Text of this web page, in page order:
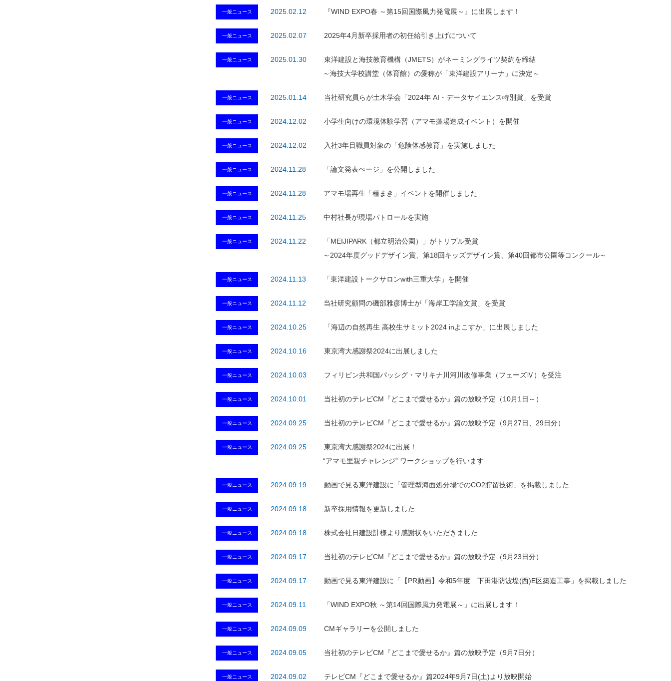
一般ニュース 2025.02.12 『WIND EXPO春 ～第15回国際風力発電展～』に出展します！
一般ニュース 2025.02.07 2025年4月新卒採用者の初任給引き上げについて
一般ニュース 2025.01.30
東洋建設と海技教育機構（JMETS）がネーミングライツ契約を締結
～海技大学校講堂（体育館）の愛称が「東洋建設アリーナ」に決定～
一般ニュース 2025.01.14 当社研究員らが土木学会「2024年 AI・データサイエンス特別賞」を受賞
一般ニュース 2024.12.02 小学生向けの環境体験学習（アマモ藻場造成イベント）を開催
一般ニュース 2024.12.02 入社3年目職員対象の「危険体感教育」を実施しました
一般ニュース 2024.11.28 「論文発表ぺージ」を公開しました
一般ニュース 2024.11.28 アマモ場再生「種まき」イベントを開催しました
一般ニュース 2024.11.25 中村社長が現場パトロールを実施
一般ニュース 2024.11.22
「MEIJIPARK（都立明治公園）」がトリプル受賞
～2024年度グッドデザイン賞、第18回キッズデザイン賞、第40回都市公園等コンクール～
一般ニュース 2024.11.13 「東洋建設トークサロンwith三重大学」を開催
一般ニュース 2024.11.12 当社研究顧問の磯部雅彦博士が「海岸工学論文賞」を受賞
一般ニュース 2024.10.25 「海辺の自然再生 高校生サミット2024 inよこすか」に出展しました
一般ニュース 2024.10.16 東京湾大感謝祭2024に出展しました
一般ニュース 2024.10.03 フィリピン共和国パッシグ・マリキナ川河川改修事業（フェーズⅣ）を受注
一般ニュース 2024.10.01 当社初のテレビCM『どこまで愛せるか』篇の放映予定（10月1日～）
一般ニュース 2024.09.25 当社初のテレビCM『どこまで愛せるか』篇の放映予定（9月27日、29日分）
一般ニュース 2024.09.25
東京湾大感謝祭2024に出展！
“アマモ里親チャレンジ” ワークショップを行います
一般ニュース 2024.09.19 動画で見る東洋建設に「管理型海面処分場でのCO2貯留技術」を掲載しました
一般ニュース 2024.09.18 新卒採用情報を更新しました
一般ニュース 2024.09.18 株式会社日建設計様より感謝状をいただきました
一般ニュース 2024.09.17 当社初のテレビCM『どこまで愛せるか』篇の放映予定（9月23日分）
一般ニュース 2024.09.17 動画で見る東洋建設に「【PR動画】令和5年度 下田港防波堤(西)E区築造工事」を掲載しました
一般ニュース 2024.09.11 「WIND EXPO秋 ～第14回国際風力発電展～」に出展します！
一般ニュース 2024.09.09 CMギャラリーを公開しました
一般ニュース 2024.09.05 当社初のテレビCM『どこまで愛せるか』篇の放映予定（9月7日分）
一般ニュース 2024.09.02
テレビCM『どこまで愛せるか』篇2024年9月7日(土)より放映開始